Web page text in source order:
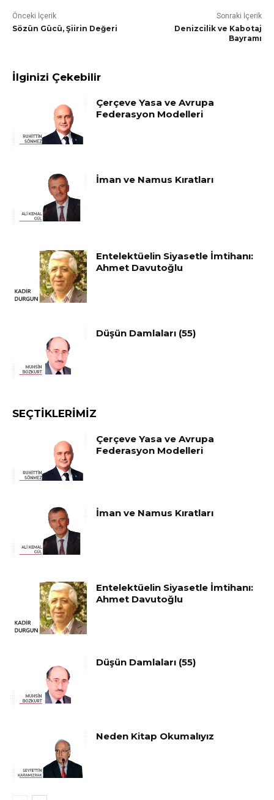
Önceki İçerik
Sözün Gücü, Şiirin Değeri
Sonraki İçerik
Denizcilik ve Kabotaj
Bayramı
İlginizi Çekebilir
Çerçeve Yasa ve Avrupa
Federasyon Modelleri
İman ve Namus Kıratları
Entelektüelin Siyasetle İmtihanı:
Ahmet Davutoğlu
Düşün Damlaları (55)
SEÇTIKLERIMIZ
Çerçeve Yasa ve Avrupa
Federasyon Modelleri
İman ve Namus Kıratları
Entelektüelin Siyasetle İmtihanı:
Ahmet Davutoğlu
Düşün Damlaları (55)
Neden Kitap Okumalıyız